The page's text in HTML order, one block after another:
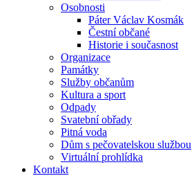
Osobnosti
Páter Václav Kosmák
Čestní občané
Historie i současnost
Organizace
Památky
Služby občanům
Kultura a sport
Odpady
Svatební obřady
Pitná voda
Dům s pečovatelskou službou
Virtuální prohlídka
Kontakt